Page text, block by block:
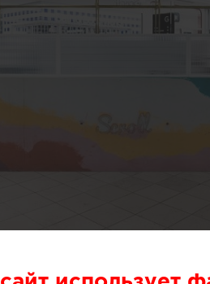
бюро One